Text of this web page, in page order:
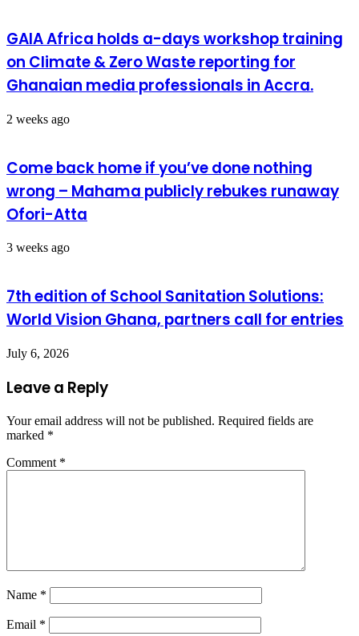
GAIA Africa holds a-days workshop training
on Climate & Zero Waste reporting for
Ghanaian media professionals in Accra.
2 weeks ago
Come back home if you’ve done nothing
wrong – Mahama publicly rebukes runaway
Ofori-Atta
3 weeks ago
7th edition of School Sanitation Solutions:
World Vision Ghana, partners call for entries
July 6, 2026
Leave a Reply
Your email address will not be published. Required fields are
marked *
Comment *
Name *
Email *